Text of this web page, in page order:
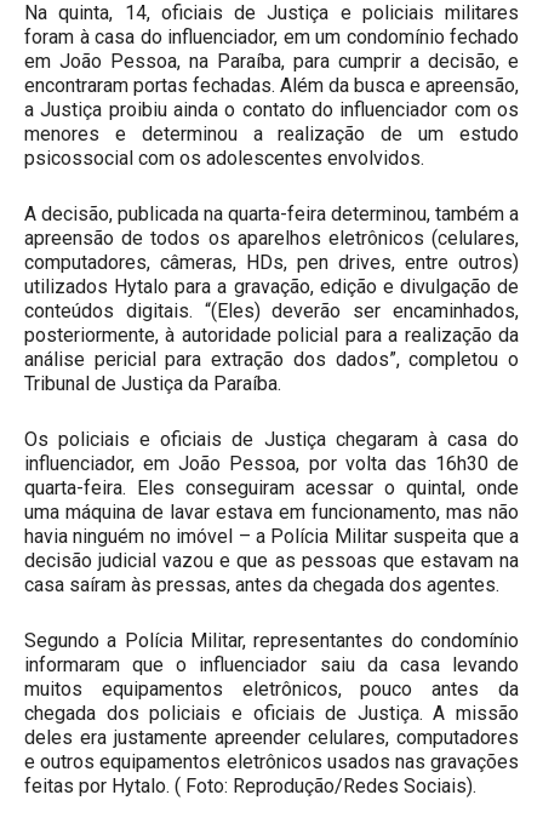
Na quinta, 14, oficiais de Justiça e policiais militares
foram à casa do influenciador, em um condomínio fechado
em João Pessoa, na Paraíba, para cumprir a decisão, e
encontraram portas fechadas. Além da busca e apreensão,
a Justiça proibiu ainda o contato do influenciador com os
menores e determinou a realização de um estudo
psicossocial com os adolescentes envolvidos.
A decisão, publicada na quarta-feira determinou, também a
apreensão de todos os aparelhos eletrônicos (celulares,
computadores, câmeras, HDs, pen drives, entre outros)
utilizados Hytalo para a gravação, edição e divulgação de
conteúdos digitais. “(Eles) deverão ser encaminhados,
posteriormente, à autoridade policial para a realização da
análise pericial para extração dos dados”, completou o
Tribunal de Justiça da Paraíba.
Os policiais e oficiais de Justiça chegaram à casa do
influenciador, em João Pessoa, por volta das 16h30 de
quarta-feira. Eles conseguiram acessar o quintal, onde
uma máquina de lavar estava em funcionamento, mas não
havia ninguém no imóvel – a Polícia Militar suspeita que a
decisão judicial vazou e que as pessoas que estavam na
casa saíram às pressas, antes da chegada dos agentes.
Segundo a Polícia Militar, representantes do condomínio
informaram que o influenciador saiu da casa levando
muitos equipamentos eletrônicos, pouco antes da
chegada dos policiais e oficiais de Justiça. A missão
deles era justamente apreender celulares, computadores
e outros equipamentos eletrônicos usados nas gravações
feitas por Hytalo. ( Foto: Reprodução/Redes Sociais).